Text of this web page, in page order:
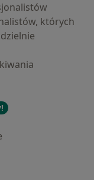
których